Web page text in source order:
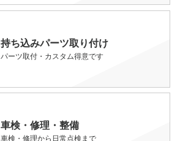
持ち込みパーツ取り付け
パーツ取付・カスタム得意です
車検・修理・整備
車検・修理から日常点検まで